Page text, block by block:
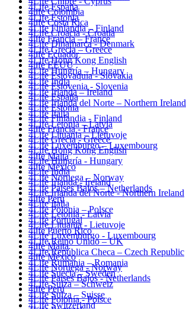
4Life España
4Life Estonia
4Life Finlandia – Finland
4life Francia – France
4Life Grecia – Greece
4Life Hong Kong English
4Life Hungría – Hungary
4Life India
4Life Irlanda – Ireland
4Life Irlanda del Norte – Northern Ireland
4Life Italia
4Life Letonia – Latvia
4Life Lituania – Lietuvoje
4Life Luxemburgo – Luxembourg
4life Malta
4life México
4Life Noruega – Norway
4Life Paises Bajos – Netherlands
4life Perú
4Life Polonia – Polsce
4Life Portugal
4life Puerto Rico
4Life Reino Unido – UK
4Life República Checa – Czech Republic
4Life Rumania – Romania
4Life Suecia – Sweden
4Life Suiza – Schweiz
4Life Suiza – Suisse
4Life Switzerland
4life Colombia
4life Costa Rica
4Life Croacia - Croatia
4Life Dinamarca - Denmark
4life Ecuador
4life EEUU
4Life Eslovaquia - Slovakia
4Life Eslovenia - Slovenia
4Life España
4Life Estonia
4Life Finlandia - Finland
4life Francia - France
4Life Grecia - Greece
4Life Hong Kong English
4Life Hungría - Hungary
4Life India
4Life Irlanda - Ireland
4Life Irlanda del Norte - Northern Ireland
4Life Italia
4Life Letonia - Latvia
4Life Lituania - Lietuvoje
4Life Luxemburgo - Luxembourg
4life Malta
4life México
4Life Noruega - Norway
4Life Paises Bajos - Netherlands
4life Perú
4Life Polonia - Polsce